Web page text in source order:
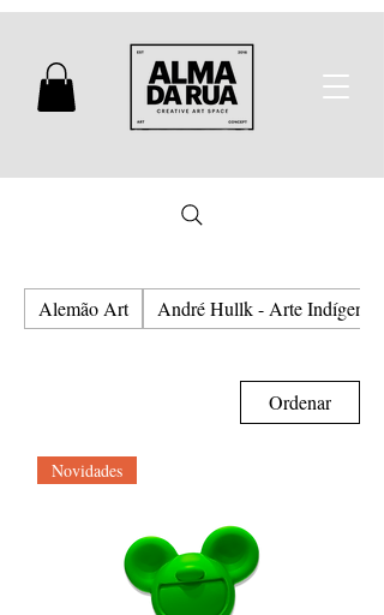
Alemão Art André Hullk - Arte Indígena e
Ordenar
Novidades